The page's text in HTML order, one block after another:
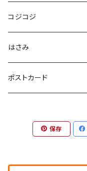
コジコジ
はさみ
ポストカード
保存